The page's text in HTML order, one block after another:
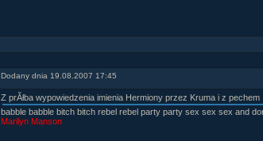
Dodany dnia 19.08.2007 17:45
Z prĂłba wypowiedzenia imienia Hermiony przez Kruma i z pechem
babble babble bitch bitch rebel rebel party party sex sex sex and
Marilyn Manson